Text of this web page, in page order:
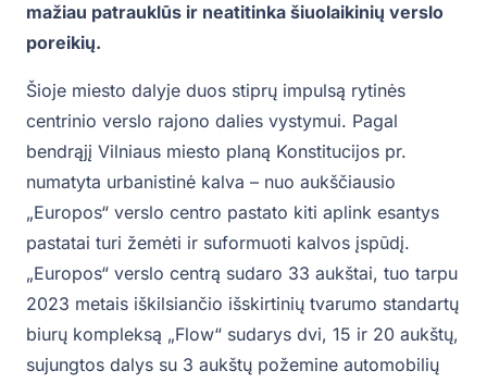
mažiau patrauklūs ir neatitinka šiuolaikinių verslo
poreikių.
Šioje miesto dalyje duos stiprų impulsą rytinės
centrinio verslo rajono dalies vystymui. Pagal
bendrąjį Vilniaus miesto planą Konstitucijos pr.
numatyta urbanistinė kalva – nuo aukščiausio
„Europos“ verslo centro pastato kiti aplink esantys
pastatai turi žemėti ir suformuoti kalvos įspūdį.
„Europos“ verslo centrą sudaro 33 aukštai, tuo tarpu
2023 metais iškilsiančio išskirtinių tvarumo standartų
biurų kompleksą „Flow“ sudarys dvi, 15 ir 20 aukštų,
sujungtos dalys su 3 aukštų požemine automobilių